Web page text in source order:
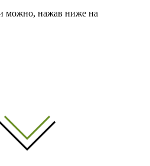
можно, нажав ниже на